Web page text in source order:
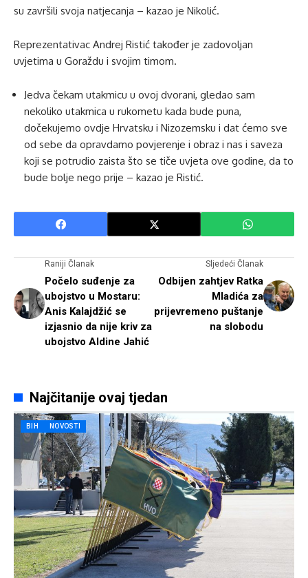
su završili svoja natjecanja – kazao je Nikolić.
Reprezentativac Andrej Ristić također je zadovoljan
uvjetima u Goraždu i svojim timom.
Jedva čekam utakmicu u ovoj dvorani, gledao sam
nekoliko utakmica u rukometu kada bude puna,
dočekujemo ovdje Hrvatsku i Nizozemsku i dat ćemo sve
od sebe da opravdamo povjerenje i obraz i nas i saveza
koji se potrudio zaista što se tiče uvjeta ove godine, da to
bude bolje nego prije – kazao je Ristić.
Raniji Članak
Počelo suđenje za
ubojstvo u Mostaru:
Anis Kalajdžić se
izjasnio da nije kriv za
ubojstvo Aldine Jahić
Sljedeći Članak
Odbijen zahtjev Ratka
Mladića za
prijevremeno puštanje
na slobodu
Najčitanije ovaj tjedan
BIH NOVOSTI